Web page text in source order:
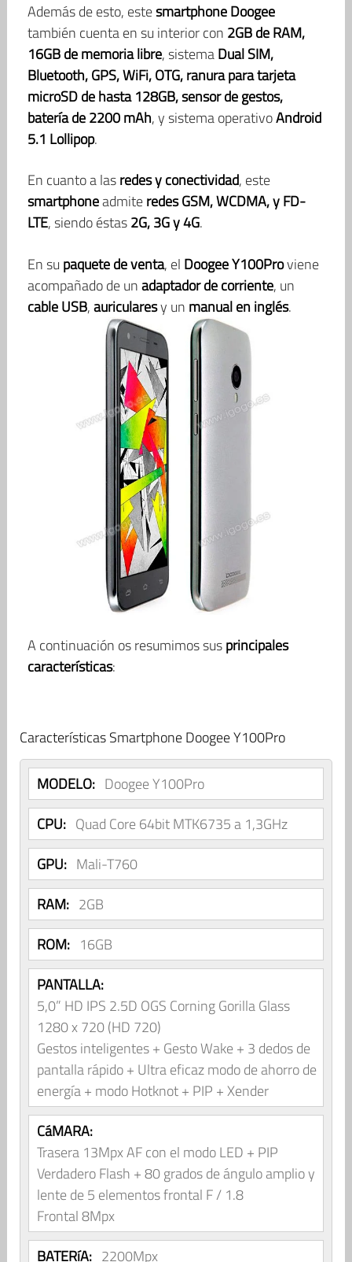
Además de esto, estesmartphone Doogee
también cuenta en su interior con 2GB de RAM,
16GB de memoria libre, sistemaDual SIM,
Bluetooth, GPS, WiFi, OTG, ranura para tarjeta
microSD de hasta 128GB, sensor de gestos,
batería de 2200 mAh, y sistema operativoAndroid
5.1 Lollipop.
En cuanto a lasredes y conectividad, este
smartphoneadmiteredes GSM, WCDMA, y FD-
LTE, siendo éstas2G, 3G y 4G.
En su paquete de venta, el Doogee Y100Proviene
acompañado de unadaptador de corriente, un
cable USB,auricularesy un manual en inglés.
A continuación os resumimos susprincipales
características:
Características Smartphone Doogee Y100Pro
MODELO: Doogee Y100Pro
CPU: Quad Core 64bit MTK6735 a 1,3GHz
GPU: Mali-T760
RAM: 2GB
ROM: 16GB
PANTALLA:
5,0” HD IPS 2.5D OGS Corning Gorilla Glass
1280 x 720 (HD 720)
Gestos inteligentes + Gesto Wake + 3 dedos de
pantalla rápido + Ultra eficaz modo de ahorro de
energía + modo Hotknot + PIP + Xender
CáMARA:
Trasera 13Mpx AF con el modo LED + PIP
Verdadero Flash + 80 grados de ángulo amplio y
lente de 5 elementos frontal F / 1.8
Frontal 8Mpx
BATERíA: 2200Mpx